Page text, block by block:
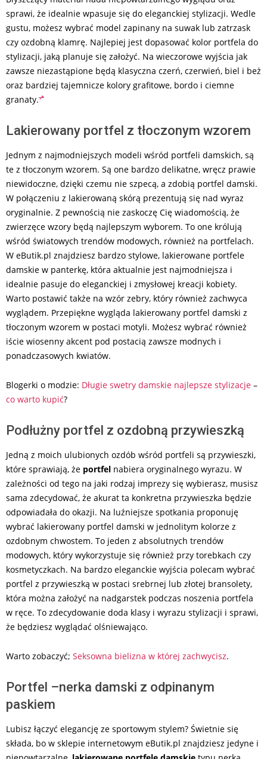
sprawi, że idealnie wpasuje się do eleganckiej stylizacji. Wedle
gustu, możesz wybrać model zapinany na suwak lub zatrzask
czy ozdobną klamrę. Najlepiej jest dopasować kolor portfela do
stylizacji, jaką planuje się założyć. Na wieczorowe wyjścia jak
zawsze niezastąpione będą klasyczna czerń, czerwień, biel i beż
oraz bardziej tajemnicze kolory grafitowe, bordo i ciemne
granaty.
Lakierowany portfel z tłoczonym wzorem
Jednym z najmodniejszych modeli wśród portfeli damskich, są
te z tłoczonym wzorem. Są one bardzo delikatne, wręcz prawie
niewidoczne, dzięki czemu nie szpecą, a zdobią portfel damski.
W połączeniu z lakierowaną skórą prezentują się nad wyraz
oryginalnie. Z pewnością nie zaskoczę Cię wiadomością, że
zwierzęce wzory będą najlepszym wyborem. To one królują
wśród światowych trendów modowych, również na portfelach.
W eButik.pl znajdziesz bardzo stylowe, lakierowane portfele
damskie w panterkę, która aktualnie jest najmodniejsza i
idealnie pasuje do eleganckiej i zmysłowej kreacji kobiety.
Warto postawić także na wzór zebry, który również zachwyca
wyglądem. Przepiękne wygląda lakierowany portfel damski z
tłoczonym wzorem w postaci motyli. Możesz wybrać również
iście wiosenny akcent pod postacią zawsze modnych i
ponadczasowych kwiatów.
Blogerki o modzie: Długie swetry damskie najlepsze stylizacje –
co warto kupić?
Podłużny portfel z ozdobną przywieszką
Jedną z moich ulubionych ozdób wśród portfeli są przywieszki,
które sprawiają, że portfel nabiera oryginalnego wyrazu. W
zależności od tego na jaki rodzaj imprezy się wybierasz, musisz
sama zdecydować, że akurat ta konkretna przywieszka będzie
odpowiadała do okazji. Na luźniejsze spotkania proponuję
wybrać lakierowany portfel damski w jednolitym kolorze z
ozdobnym chwostem. To jeden z absolutnych trendów
modowych, który wykorzystuje się również przy torebkach czy
kosmetyczkach. Na bardzo eleganckie wyjścia polecam wybrać
portfel z przywieszką w postaci srebrnej lub złotej bransolety,
która można założyć na nadgarstek podczas noszenia portfela
w ręce. To zdecydowanie doda klasy i wyrazu stylizacji i sprawi,
że będziesz wyglądać olśniewająco.
Warto zobaczyć; Seksowna bielizna w której zachwycisz.
Portfel –nerka damski z odpinanym
paskiem
Lubisz łączyć elegancję ze sportowym stylem? Świetnie się
składa, bo w sklepie internetowym eButik.pl znajdziesz jedyne i